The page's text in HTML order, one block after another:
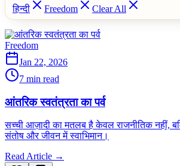
हिन्दी Freedom Clear All
Freedom
Jan 22, 2026
7 min read
आंतरिक स्वतंत्रता का पर्व
सच्ची आज़ादी का मतलब है केवल राजनीतिक नहीं,
संतोष और जीवन में स्वाभिमान।
Read Article →